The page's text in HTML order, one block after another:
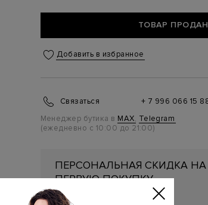
ТОВАР ПРОДАН
Добавить в избранное
Связаться
+ 7 996 066 15
Менеджер бутика в MAX, Telegram
(ежедневно с 10:00 до 21:00)
ПЕРСОНАЛЬНАЯ СКИДКА НА
ПЕРВУЮ ПОКУПКУ
Подробнее